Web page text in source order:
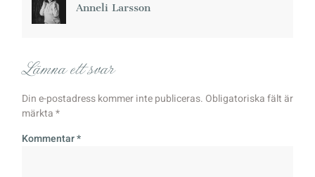
Anneli Larsson
Lämna ett svar
Din e-postadress kommer inte publiceras. Obligatoriska fält är
märkta*
Kommentar*